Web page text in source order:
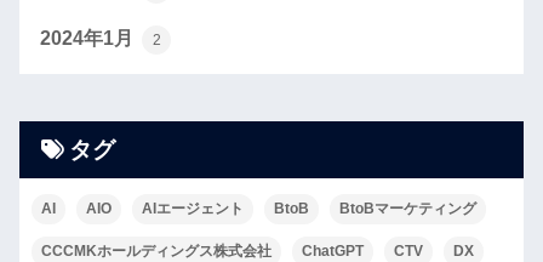
2024年1月 2
タグ
AI AIO AIエージェント BtoB BtoBマーケティング
CCCMKホールディングス株式会社 ChatGPT CTV DX